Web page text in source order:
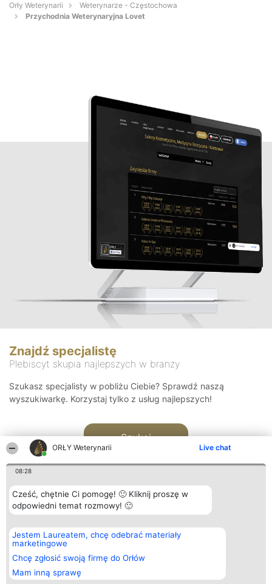
ORŁY Weterynarii Live chat
08:28
Cześć, chętnie Ci pomogę! 🙂 Kliknij proszę w
odpowiedni temat rozmowy! 🙂
Jestem Laureatem, chcę odebrać materiały
marketingowe
Chcę zgłosić swoją firmę do Orłów
Mam inną sprawę
Orły Weterynarii
Weterynarze - Częstochowa
Przychodnia Weterynaryjna Lovet
Znajdź specjalistę
Plebiscyt skupia najlepszych w branży
Szukasz specjalisty w pobliżu Ciebie? Sprawdź naszą
wyszukiwarkę. Korzystaj tylko z usług najlepszych!
Szukaj
Organizator plebiscytu
Bright Side Solutions sp. z o.
o. sp. k.
ul. Ruska 22
Wrocław 50-079
KRS 0000749100 | Regon
381313360 | NIP 8943132676
Plebiscyt
Laureaci
wszystkich
Laureatów
Regulamin
Kontakt
Kontakt